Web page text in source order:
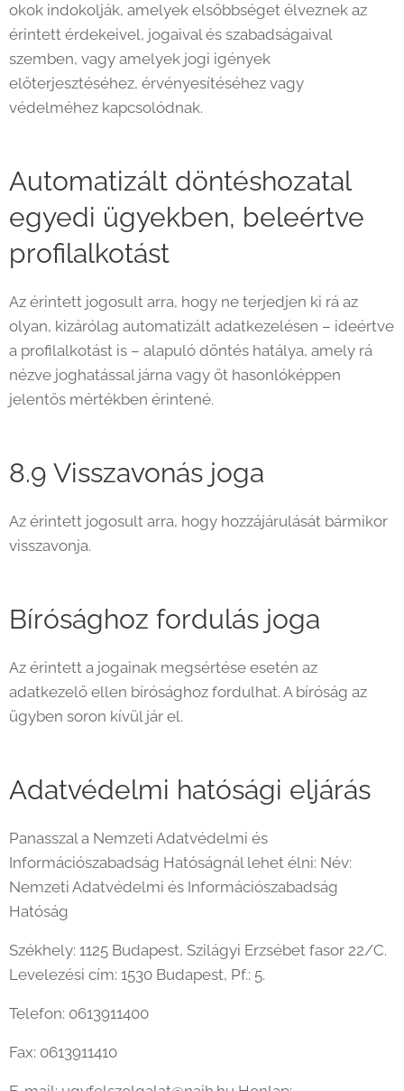
okok indokolják, amelyek elsőbbséget élveznek az
érintett érdekeivel, jogaival és szabadságaival
szemben, vagy amelyek jogi igények
előterjesztéséhez, érvényesítéséhez vagy
védelméhez kapcsolódnak.
Automatizált döntéshozatal
egyedi ügyekben, beleértve
profilalkotást
Az érintett jogosult arra, hogy ne terjedjen ki rá az
olyan, kizárólag automatizált adatkezelésen – ideértve
a profilalkotást is – alapuló döntés hatálya, amely rá
nézve joghatással járna vagy őt hasonlóképpen
jelentős mértékben érintené.
8.9 Visszavonás joga
Az érintett jogosult arra, hogy hozzájárulását bármikor
visszavonja.
Bírósághoz fordulás joga
Az érintett a jogainak megsértése esetén az
adatkezelő ellen bírósághoz fordulhat. A bíróság az
ügyben soron kívül jár el.
Adatvédelmi hatósági eljárás
Panasszal a Nemzeti Adatvédelmi és
Információszabadság Hatóságnál lehet élni: Név:
Nemzeti Adatvédelmi és Információszabadság
Hatóság
Székhely: 1125 Budapest, Szilágyi Erzsébet fasor 22/C.
Levelezési cím: 1530 Budapest, Pf.: 5.
Telefon: 0613911400
Fax: 0613911410